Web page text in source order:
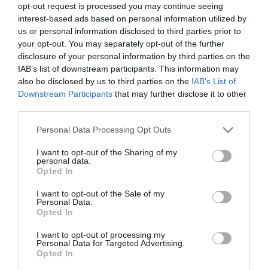
opt-out request is processed you may continue seeing
interest-based ads based on personal information utilized by
us or personal information disclosed to third parties prior to
your opt-out. You may separately opt-out of the further
disclosure of your personal information by third parties on the
IAB’s list of downstream participants. This information may
also be disclosed by us to third parties on the IAB’s List of
Downstream Participants that may further disclose it to other
Please note that this website/app uses one or more Google
not limited to your visit or usage behaviour. You may click to
grant or deny consent to Google and its third-party tags to
use your data for below specified purposes in below Google
consent section.
Personal Data Processing Opt Outs
I want to opt-out of the Sharing of my
personal data.
Opted In
I want to opt-out of the Sale of my
Personal Data.
Opted In
I want to opt-out of processing my
Personal Data for Targeted Advertising.
Opted In
De akkor miért tartalmaznak egyes étrend-
kiegészítők olyan gombákat, ami a
rovarokat zombivá változtatja?
az emberek számára. Ezek közé tartozik a jobb
állóképesség, a veseműködést is javítja, nem
növekedésének lassítása céljából. Vannak olyan
gombafajok – mint például